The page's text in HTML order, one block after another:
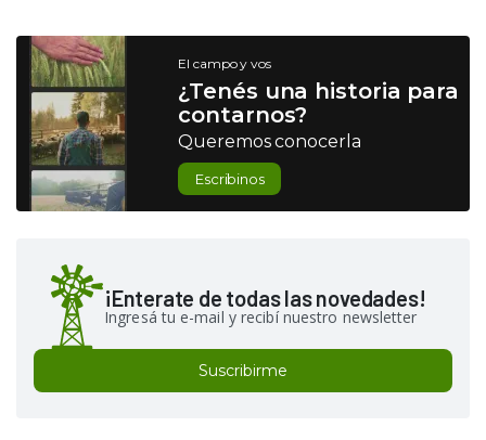
El campo y vos
¿Tenés una historia para
contarnos?
Queremos conocerla
Escribinos
¡Enterate de todas las novedades!
Ingresá tu e-mail y recibí nuestro newsletter
Suscribirme